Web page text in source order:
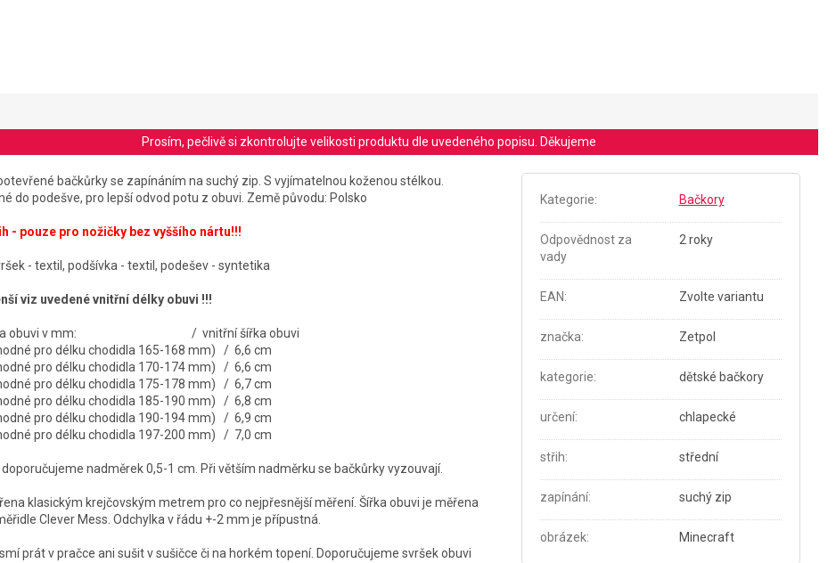
Prosím, pečlivě si zkontrolujte velikosti produktu dle uvedeného popisu. Děkujeme
bačkůrky se zapínáním na suchý zip. S vyjímatelnou koženou stélkou.
do podešve, pro lepší odvod potu z obuvi. Země původu: Polsko
- pouze pro nožičky bez vyššího nártu!!!
- textil, podšívka - textil, podešev - syntetika
viz uvedené vnitřní délky obuvi !!!
obuvi v mm: / vnitřní šířka obuvi
pro délku chodidla 165-168 mm) / 6,6 cm
pro délku chodidla 170-174 mm) / 6,6 cm
pro délku chodidla 175-178 mm) / 6,7 cm
pro délku chodidla 185-190 mm) / 6,8 cm
pro délku chodidla 190-194 mm) / 6,9 cm
pro délku chodidla 197-200 mm) / 7,0 cm
nadměrek 0,5-1 cm. Při větším nadměrku se bačkůrky vyzouvají.
klasickým krejčovským metrem pro co nejpřesnější měření. Šířka obuvi je měřena
Clever Mess. Odchylka v řádu +-2 mm je přípustná.
prát v pračce ani sušit v sušičce či na horkém topení. Doporučujeme svršek obuvi
Kategorie: Bačkory
Odpovědnost za
vady
2 roky
EAN: Zvolte variantu
značka: Zetpol
kategorie: dětské bačkory
určení: chlapecké
střih: střední
zapínání: suchý zip
obrázek: Minecraft